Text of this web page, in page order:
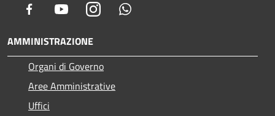
Facebook YoutubeInstagram
AMMINISTRAZIONE
Organi di Governo
Aree Amministrative
Uffici